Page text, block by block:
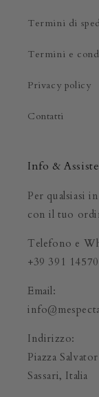
Termini di
Termini e
Privacy policy
Contatti
Info &
Per qualsiasi
con il tuo
Telefono e
+39 391
Email:
Indirizzo:
Piazza
Sassari, Italia